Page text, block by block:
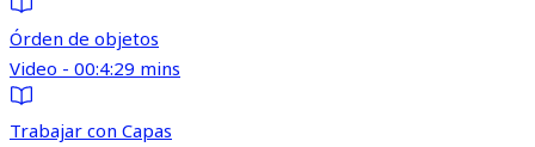
Órden de objetos
Video - 00:4:29 mins
Trabajar con Capas